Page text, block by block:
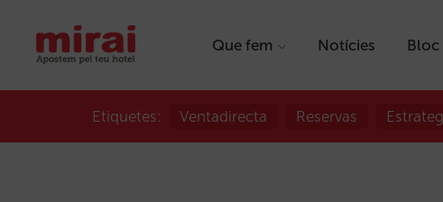
Que fem Notícies Bloc
Etiquetes: Ventadirecta Reservas